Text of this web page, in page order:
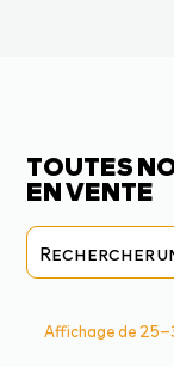
TOUTES
EN VENTE
Affichage de